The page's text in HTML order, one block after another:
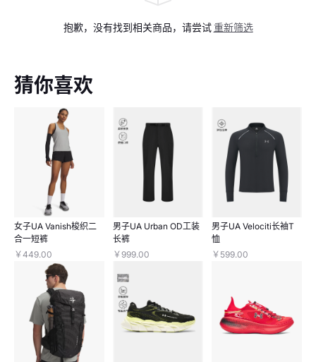
抱歉，没有找到相关商品，请尝试 重新筛选
猜你喜欢
女子UA Vanish梭织二
合一短裤
￥449.00
男子UA Urban OD工装
长裤
￥999.00
男子UA Velociti长袖T
恤
￥599.00